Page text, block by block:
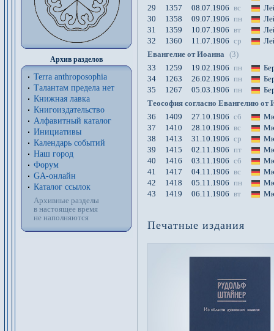
Архив разделов
Terra anthroposophia
Талантам предела нет
Книжная лавка
Книгоиздательство
Алфавитный каталог
Инициативы
Календарь событий
Наш город
Форум
GA-онлайн
Каталог ссылок
Архивные разделы
в настоящее время
не наполняются
29
1357 08.07.1906 вс
30
1358 09.07.1906 пн
31
1359 10.07.1906 вт
32
1360 11.07.1906 ср
Евангелие от Иоанна (3)
33
1259 19.02.1906 пн
34
1263 26.02.1906 пн
35
1267 05.03.1906 пн
Теософия согласно Евангелию от
36
1409 27.10.1906 сб
37
1410 28.10.1906 вс
38
1413 31.10.1906 ср
39
1415 02.11.1906 пт
40
1416 03.11.1906 сб
41
1417 04.11.1906 вс
42
1418 05.11.1906 пн
43
1419 06.11.1906 вт
Печатные издания